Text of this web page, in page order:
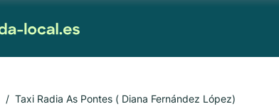
Taxi Radia As Pontes ( Diana Fernández López)